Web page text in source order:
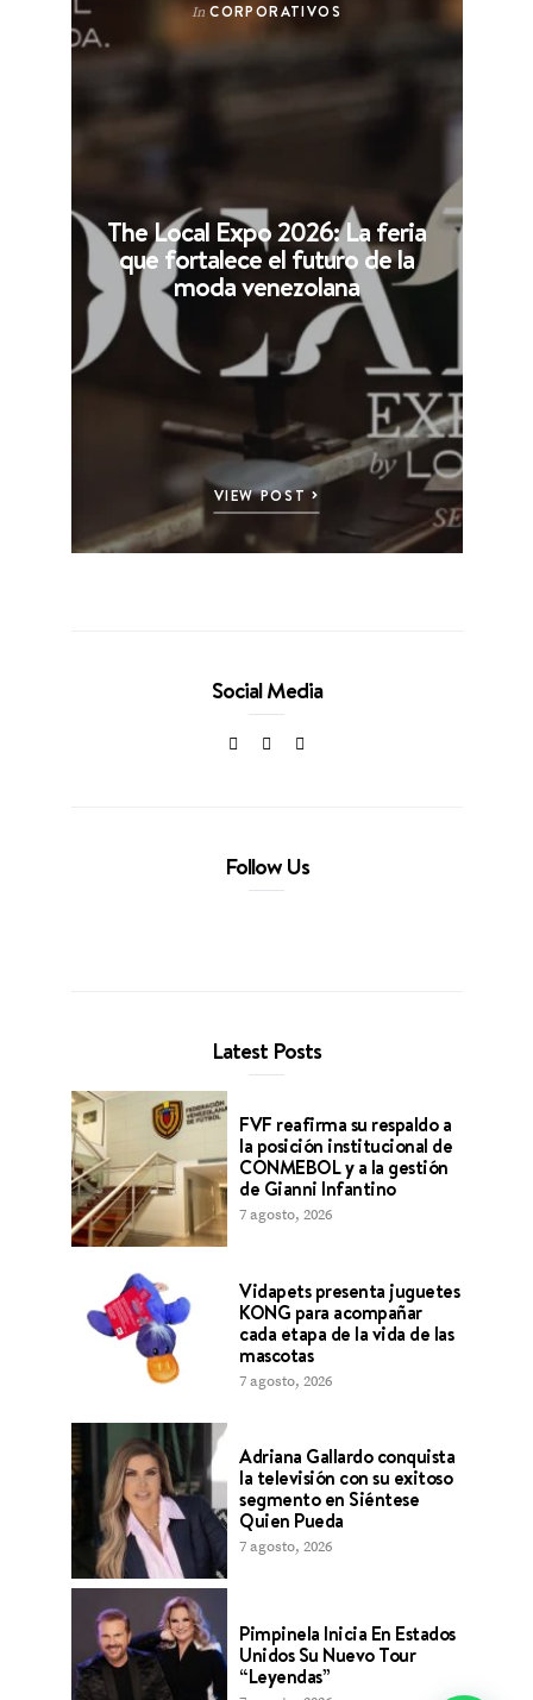
In CORPORATIVOS
The Local Expo 2026: La feria
que fortalece el futuro de la
moda venezolana
VIEW POST
Social Media
Follow Us
Latest Posts
FVF reafirma su respaldo a
la posición institucional de
CONMEBOL y a la gestión
de Gianni Infantino
7 agosto, 2026
Vidapets presenta juguetes
KONG para acompañar
cada etapa de la vida de las
mascotas
7 agosto, 2026
Adriana Gallardo conquista
la televisión con su exitoso
segmento en Siéntese
Quien Pueda
7 agosto, 2026
Pimpinela Inicia En Estados
Unidos Su Nuevo Tour
“Leyendas”